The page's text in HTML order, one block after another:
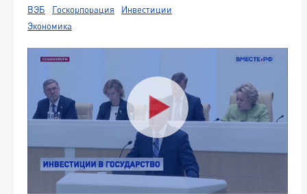
ВЭБ Госкорпорация
Инвестиции
Экономика